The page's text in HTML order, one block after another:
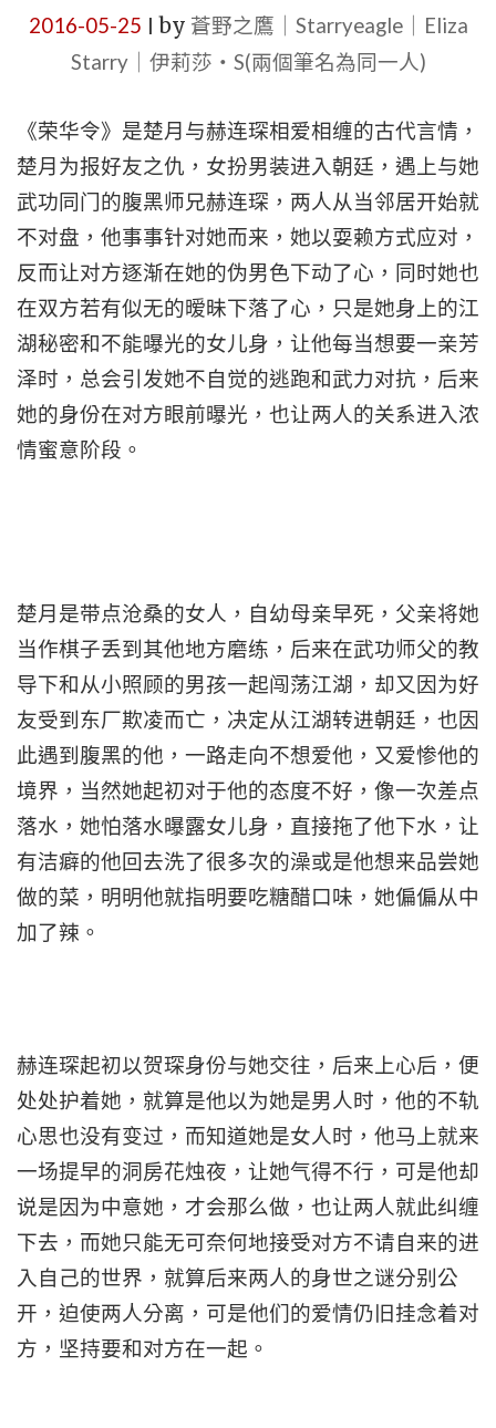
2016-05-25 by 蒼野之鷹｜Starryeagle｜Eliza
Starry｜伊莉莎・S(兩個筆名為同一人)
《荣华令》是楚月与赫连琛相爱相缠的古代言情，
楚月为报好友之仇，女扮男装进入朝廷，遇上与她
武功同门的腹黑师兄赫连琛，两人从当邻居开始就
不对盘，他事事针对她而来，她以耍赖方式应对，
反而让对方逐渐在她的伪男色下动了心，同时她也
在双方若有似无的暧昧下落了心，只是她身上的江
湖秘密和不能曝光的女儿身，让他每当想要一亲芳
泽时，总会引发她不自觉的逃跑和武力对抗，后来
她的身份在对方眼前曝光，也让两人的关系进入浓
情蜜意阶段。
楚月是带点沧桑的女人，自幼母亲早死，父亲将她
当作棋子丢到其他地方磨练，后来在武功师父的教
导下和从小照顾的男孩一起闯荡江湖，却又因为好
友受到东厂欺凌而亡，决定从江湖转进朝廷，也因
此遇到腹黑的他，一路走向不想爱他，又爱惨他的
境界，当然她起初对于他的态度不好，像一次差点
落水，她怕落水曝露女儿身，直接拖了他下水，让
有洁癖的他回去洗了很多次的澡或是他想来品尝她
做的菜，明明他就指明要吃糖醋口味，她偏偏从中
加了辣。
赫连琛起初以贺琛身份与她交往，后来上心后，便
处处护着她，就算是他以为她是男人时，他的不轨
心思也没有变过，而知道她是女人时，他马上就来
一场提早的洞房花烛夜，让她气得不行，可是他却
说是因为中意她，才会那么做，也让两人就此纠缠
下去，而她只能无可奈何地接受对方不请自来的进
入自己的世界，就算后来两人的身世之谜分别公
开，迫使两人分离，可是他们的爱情仍旧挂念着对
方，坚持要和对方在一起。